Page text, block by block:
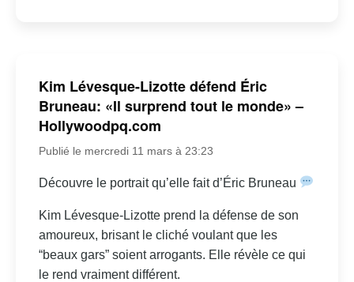
Kim Lévesque-Lizotte défend Éric
Bruneau: «Il surprend tout le monde» –
Hollywoodpq.com
Publié le mercredi 11 mars à 23:23
Découvre le portrait qu’elle fait d’Éric Bruneau
Kim Lévesque-Lizotte prend la défense de son
amoureux, brisant le cliché voulant que les
“beaux gars” soient arrogants. Elle révèle ce qui
le rend vraiment différent.